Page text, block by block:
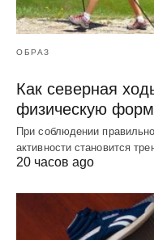
ОБРАЗ
Как северная
физическую
При соблюдении
активности становится
20 часов ago